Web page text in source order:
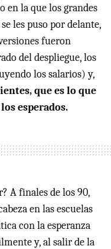
en la que los grandes
les puso por delante,
fueron
del despliegue, los
los salarios) y,
que es lo que
esperados.
A finales de los 90,
en las escuelas
con la esperanza
y, al salir de la